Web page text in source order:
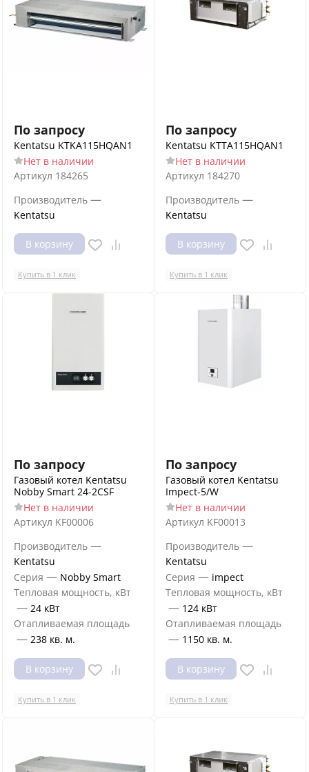
По запросу
Kentatsu KTKA115HQAN1
Нет в наличии
Артикул 184265
Производитель —
Kentatsu
В корзину
Купить в 1 клик
По запросу
Kentatsu KTTA115HQAN1
Нет в наличии
Артикул 184270
Производитель —
Kentatsu
В корзину
Купить в 1 клик
По запросу
Газовый котел Kentatsu
Nobby Smart 24-2CSF
Нет в наличии
Артикул KF00006
Производитель —
Kentatsu
Серия — Nobby Smart
Тепловая мощность, кВт
— 24 кВт
Отапливаемая площадь
— 238 кв. м.
В корзину
Купить в 1 клик
По запросу
Газовый котел Kentatsu
Impect-5/W
Нет в наличии
Артикул KF00013
Производитель —
Kentatsu
Серия — impect
Тепловая мощность, кВт
— 124 кВт
Отапливаемая площадь
— 1150 кв. м.
В корзину
Купить в 1 клик